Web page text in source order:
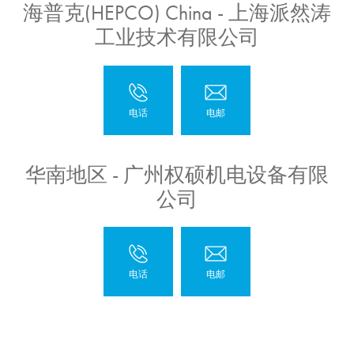
海普克(HEPCO) China - 上海派然涛
工业技术有限公司
华南地区 - 广州权硕机电设备有限
公司